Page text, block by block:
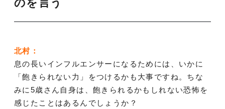
のを言う
北村：
息の長いインフルエンサーになるためには、いかに
「飽きられない力」をつけるかも大事ですね。ちな
みに5歳さん自身は、飽きられるかもしれない恐怖を
感じたことはあるんでしょうか？